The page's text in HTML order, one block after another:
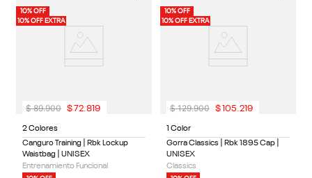
10% OFF
10% OFF EXTRA
2 Colores
Canguro Training | Rbk Lockup
Waistbag | UNISEX
Entrenamiento Funcional
$ 89.900 $72.819
10% OFF
10% OFF EXTRA
1 Color
Gorra Classics | Rbk 1895 Cap |
UNISEX
Classics
$ 129.900 $105.219